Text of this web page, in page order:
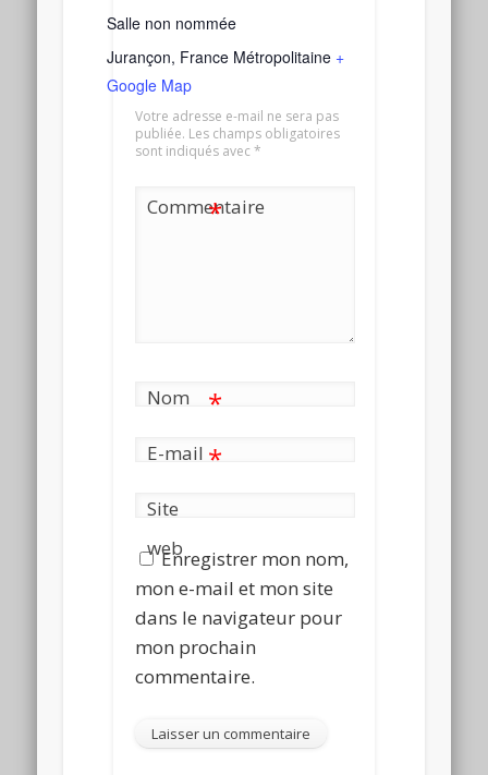
Salle non nommée
Jurançon, France Métropolitaine +
Google Map
Votre adresse e-mail ne sera pas
publiée. Les champs obligatoires
sont indiqués avec*
Commentaire
*
Nom *
E-mail *
Site
web
Enregistrer mon nom,
mon e-mail et mon site
dans le navigateur pour
mon prochain
commentaire.